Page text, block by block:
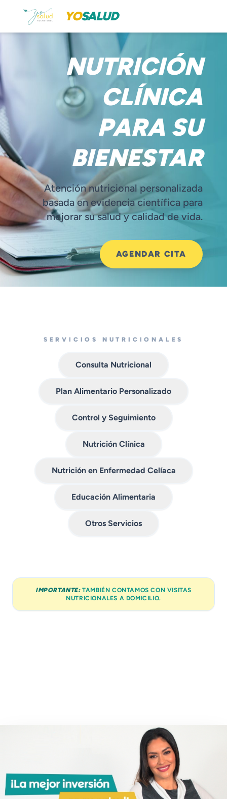
YOSALUD
NUTRICIÓN
CLÍNICA
PARA SU
BIENESTAR
Atención nutricional personalizada
basada en evidencia científica para
mejorar su salud y calidad de vida.
AGENDAR CITA
SERVICIOS NUTRICIONALES
Consulta Nutricional
Plan Alimentario Personalizado
Control y Seguimiento
Nutrición Clínica
Nutrición en Enfermedad Celíaca
Educación Alimentaria
Otros Servicios
IMPORTANTE:TAMBIÉN CONTAMOS CON VISITAS
NUTRICIONALES A DOMICILIO.